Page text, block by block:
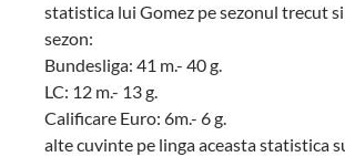
statistica lui Gomez pe sezonul trecut
sezon:
Bundesliga: 41 m.- 40 g.
LC: 12 m.- 13 g.
Calificare Euro: 6m.- 6 g.
alte cuvinte pe linga aceasta statistica